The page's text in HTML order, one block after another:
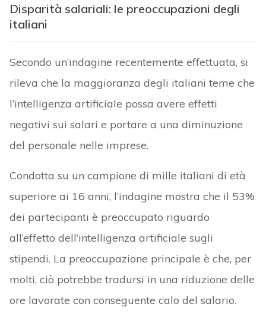
Disparità salariali: le preoccupazioni degli
italiani
Secondo un’indagine recentemente effettuata, si
rileva che la maggioranza degli italiani teme che
l’intelligenza artificiale possa avere effetti
negativi sui salari e portare a una diminuzione
del personale nelle imprese.
Condotta su un campione di mille italiani di età
superiore ai 16 anni, l’indagine mostra che il 53%
dei partecipanti è preoccupato riguardo
all’effetto dell’intelligenza artificiale sugli
stipendi. La preoccupazione principale è che, per
molti, ciò potrebbe tradursi in una riduzione delle
ore lavorate con conseguente calo del salario.